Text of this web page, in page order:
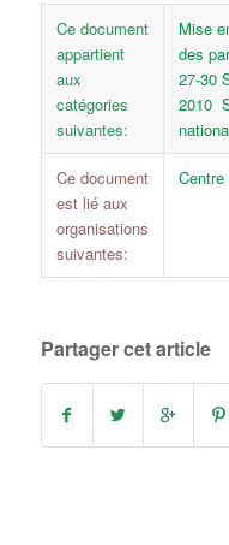
Ce document
appartient
aux
catégories
suivantes:
Mise
des
27-30
2010
Ce document
est lié aux
organisations
suivantes:
Partager cet article